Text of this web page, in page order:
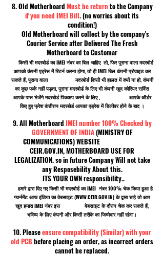
8. Old Motherboard Must be return to the Company
if you need IMEI Bill. (no worries about its
condition!)
Old Motherboard will collect by the company's
Courier Service after Delivered The Fresh
Motherboard to Customar
किसी भी मदरबोर्ड का IMEI नंबर का बिल चाहिए तो, फिर पुराना वाला मदरबोर्ड
आपको कंपनी एड्रेस में रिटर्न करना होगा, तो ही IMEI बिल कंपनी प्रोवाइड कर
सकते हैं, पुराना वाला मदरबोर्ड किसी भी हालत में क्यों ना हो, कंपनी
का कुछ फर्क नहीं पड़ता, पुराना मदरबोर्ड के लिए भी कंपनी खुद कोरियर सर्विस
आपके पास भेजेंगे मदरबोर्ड पिकअप करने के लिए , आपके ऑर्डर
किए हुए फ्रेश कंडीशन मदरबोर्ड आपका एड्रेस में डिलीवर होने के बाद ।
9. All Motherboard IMEI number 100% Checked by
GOVERNMENT OF INDIA(MINISTRY OF
COMMUNICATIONS) WEBSITE
CEIR.GOV.IN, MOTHERBOARD USE FOR
LEGALIZATION. so in future Company Will not take
any Resposebility About this.
ITS YOUR OWN responsibility..
हमारे द्वारा दिए गए किसी भी मदरबोर्ड का IMEI नंबर 100% चेक किया हुआ है
गवर्नमेंट आफ इंडिया का वेबसाइट (WWW.CEIR.GOV.IN) के द्वारा चाहे तो आप
खुद हमारा IMEI नंबर इस वेबसाइट के दौरान चेक कर सकते हैं,
भविष्य के लिए कंपनी और किसी तरीके का जिम्मेदार नहीं रहेगा।
10. Pleaseensure compatibility (Similar) with your
old PCBbefore placing an order, as incorrect orders
cannot be replaced.